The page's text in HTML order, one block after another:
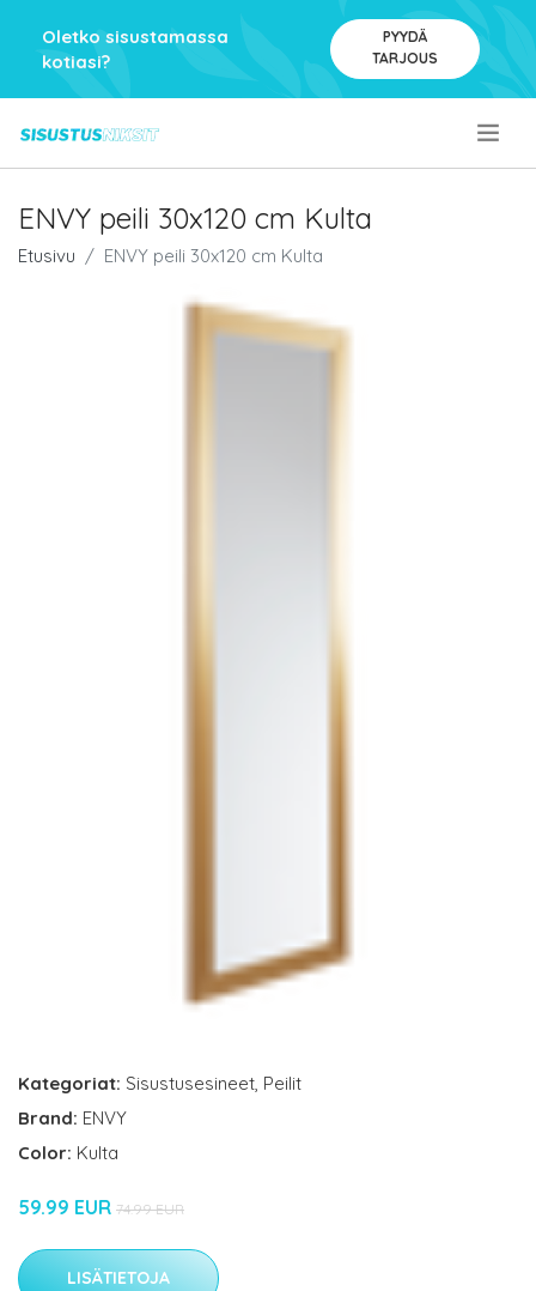
Oletko sisustamassa
kotiasi?
PYYDÄ
TARJOUS
ENVY peili 30x120 cm Kulta
Etusivu ENVY peili 30x120 cm Kulta
Kategoriat: Sisustusesineet, Peilit
Brand: ENVY
Color: Kulta
59.99 EUR 74.99 EUR
LISÄTIETOJA